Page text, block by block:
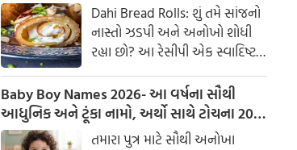
Dahi Bread Rolls: શું તમે સાંજનો
નાસ્તો ઝડપી અને અનોખો શોધી
રહ્યા છો? આ રેસીપી એક સ્વાદિષ્ટ
વિકલ્પ આપે છે જે બહારથી ક્રિસ્પી
અને અંદરથી અતિ નરમ છે. મસાલા
અને ક્રીમી ટેક્સચરનું સંપૂર્ણ મિશ્રણ
તેને બધી ઉંમરના લોકોમાં પ્રિય
Baby Boy Names 2026- આ વર્ષના સૌથી
આધુનિક અને ટૂંકા નામો, અર્થો સાથે ટોચના 20
નામોની યાદી જુઓ.તમારા પુત્ર માટે સૌથી અનોખા